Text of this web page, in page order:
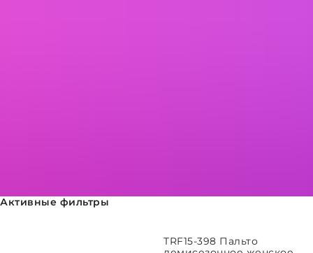
Активные фильтры
ВЫБРАТЬ ПАРАМЕТРЫ
TRF15-398 Пальто